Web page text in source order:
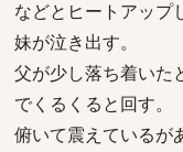
などとヒートアップ
妹が泣き出す。
父が少し落ち着いた
でくるくると回す。
俯いて震えているが